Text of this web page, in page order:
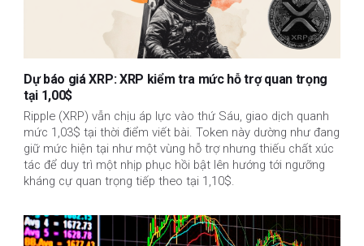
Dự báo giá XRP: XRP kiểm tra mức hỗ trợ quan trọng
tại 1,00$
Ripple (XRP) vẫn chịu áp lực vào thứ Sáu, giao dịch quanh
mức 1,03$ tại thời điểm viết bài. Token này dường như đang
giữ mức hiện tại như một vùng hỗ trợ nhưng thiếu chất xúc
tác để duy trì một nhịp phục hồi bật lên hướng tới ngưỡng
kháng cự quan trọng tiếp theo tại 1,10$.